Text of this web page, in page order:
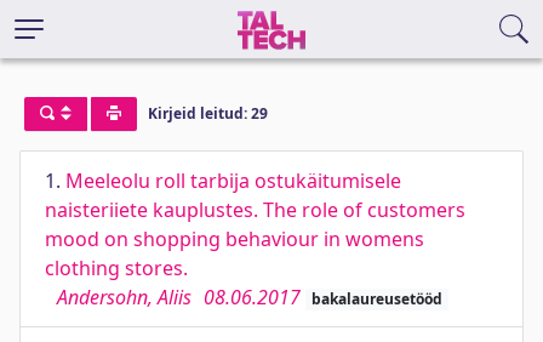
Kirjeid leitud: 29
1. Meeleolu roll tarbija ostukäitumisele
naisteriiete kauplustes. The role of customers
mood on shopping behaviour in womens
clothing stores.
Andersohn, Aliis 08.06.2017 bakalaureusetööd